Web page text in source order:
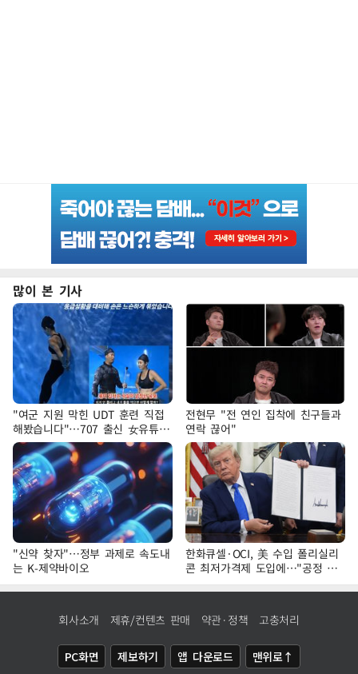
많이 본 기사
"여군 지원 막힌 UDT 훈련 직접
해봤습니다"…707 출신 女유튜버
'완벽 소화'
전현무 "전 연인 집착에 친구들과
연락 끊어"
"신약 찾자"…정부 과제로 속도내
는 K-제약바이오
한화큐셀·OCI, 美 수입 폴리실리
콘 최저가격제 도입에…"공정 경
쟁·수익성 개선 환영"
회사소개 제휴/컨텐츠 판매 약관·정책 고충처리
PC화면 제보하기 앱 다운로드 맨위로↑